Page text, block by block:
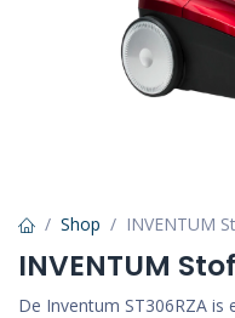
Shop INVENTUM
INVENTUM
De Inventum ST306RZA